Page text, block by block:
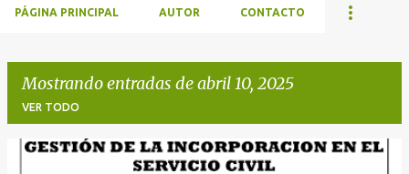
PÁGINA PRINCIPAL AUTOR CONTACTO
Mostrando entradas de abril 10, 2025
VER TODO